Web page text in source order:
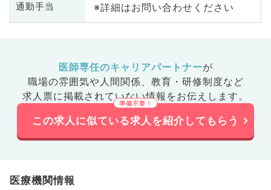
通勤手当 ※詳細はお問い合わせください
医師専任のキャリアパートナーが
職場の雰囲気や人間関係、 教育・研修制度など
求人票に掲載されていない情報をお伝えします。
この求人に似ている求人を紹介してもらう
医療機関情報